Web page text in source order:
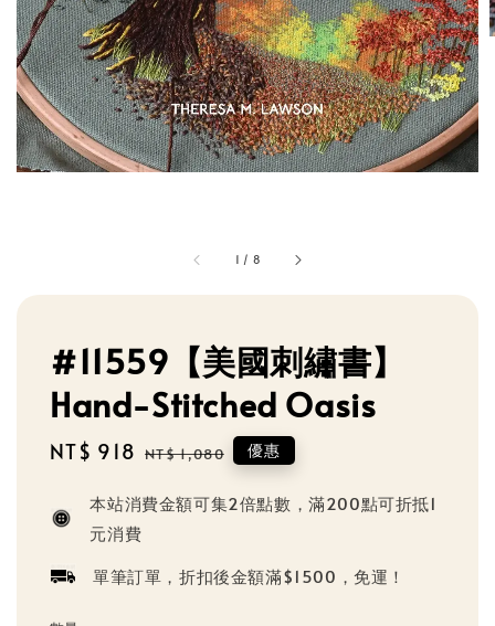
1 / 8
#11559【美國刺繡書】
Hand-Stitched Oasis
Sale
NT$ 918 Regular
NT$ 1,080 優惠
本站消費金額可集2倍點數，滿200點可折抵1
元消費
單筆訂單，折扣後金額滿$1500，免運！